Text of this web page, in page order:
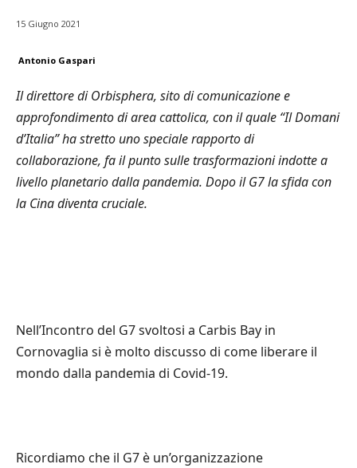
15 Giugno 2021
Antonio Gaspari
Il direttore di Orbisphera, sito di comunicazione e
approfondimento di area cattolica, con il quale “Il Domani
d’Italia” ha stretto uno speciale rapporto di
collaborazione, fa il punto sulle trasformazioni indotte a
livello planetario dalla pandemia. Dopo il G7 la sfida con
la Cina diventa cruciale.
Nell’Incontro del G7 svoltosi a Carbis Bay in
Cornovaglia si è molto discusso di come liberare il
mondo dalla pandemia di Covid-19.
Ricordiamo che il G7 è un’organizzazione